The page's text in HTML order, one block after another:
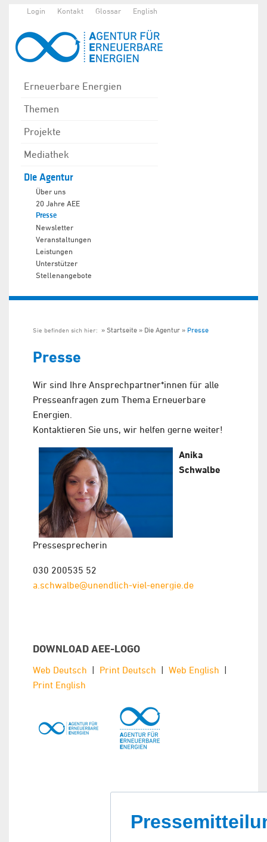
Login Kontakt Glossar English
Erneuerbare Energien
Themen
Projekte
Mediathek
Die Agentur
Über uns
20 Jahre AEE
Presse
Newsletter
Veranstaltungen
Leistungen
Unterstützer
Stellenangebote
Sie befinden sich hier: Startseite Die Agentur Presse
Presse
Wir sind Ihre Ansprechpartner*innen für alle
Presseanfragen zum Thema Erneuerbare
Energien.
Kontaktieren Sie uns, wir helfen gerne weiter!
Anika
Schwalbe
Pressesprecherin
030 200535 52
a.schwalbe@unendlich-viel-energie.de
DOWNLOAD AEE-LOGO
Web Deutsch | Print Deutsch | Web English |
Print English